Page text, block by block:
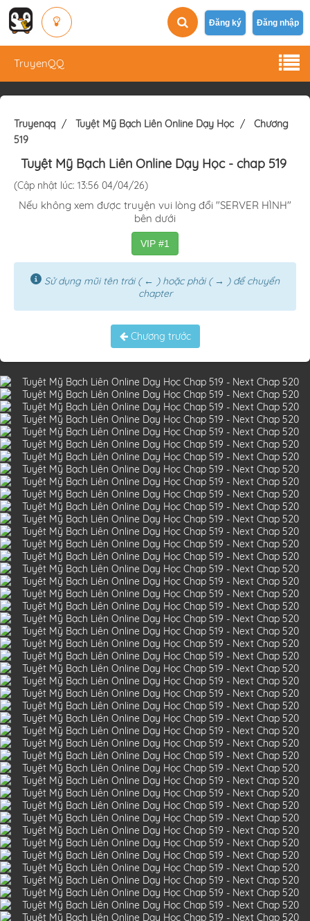
Đăng ký Đăng nhập
TruyenQQ
Truyenqq Tuyệt Mỹ Bạch Liên Online Dạy Học
Chương
519
Tuyệt Mỹ Bạch Liên Online Dạy Học- chap 519
(Cập nhật lúc: 13:56 04/04/26)
Nếu không xem được truyện vui lòng đổi "SERVER HÌNH"
bên dưới
VIP #1
Sử dụng mũi tên trái ( ← ) hoặc phải ( → ) để chuyển
chapter
Chương trước